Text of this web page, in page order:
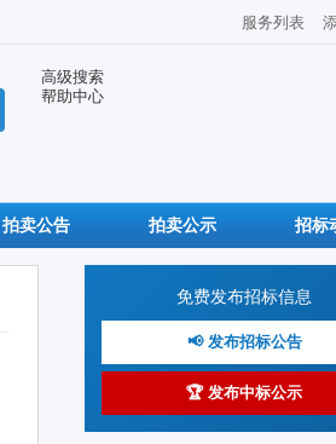
服务列表
高级搜索
帮助中心
拍卖公告 拍卖公示 招标
免费发布招标信息
📢 发布招标公告
🏆 发布中标公示